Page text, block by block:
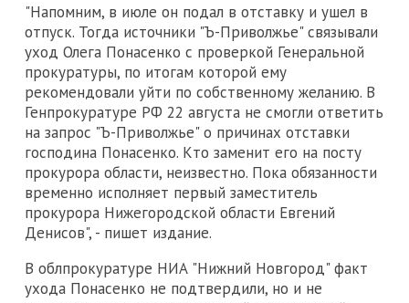
"Напомним, в июле он подал в отставку и ушел в
отпуск. Тогда источники "Ъ-Приволжье" связывали
уход Олега Понасенко с проверкой Генеральной
прокуратуры, по итогам которой ему
рекомендовали уйти по собственному желанию. В
Генпрокуратуре РФ 22 августа не смогли ответить
на запрос "Ъ-Приволжье" о причинах отставки
господина Понасенко. Кто заменит его на посту
прокурора области, неизвестно. Пока обязанности
временно исполняет первый заместитель
прокурора Нижегородской области Евгений
Денисов", - пишет издание.
В облпрокуратуре НИА "Нижний Новгород" факт
ухода Понасенко не подтвердили, но и не